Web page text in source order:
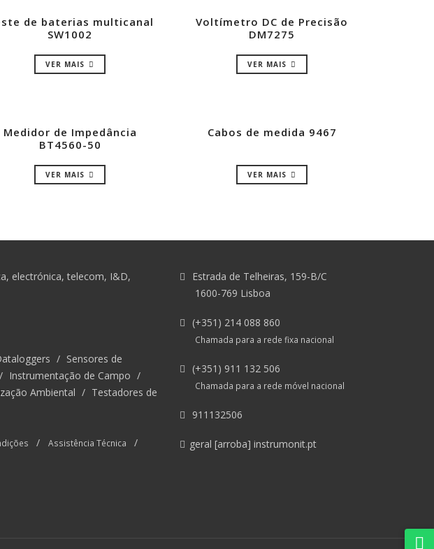
de baterias multicanal
SW1002
VER MAIS
Voltímetro DC de Precisão
DM7275
VER MAIS
Medidor de Impedância
BT4560-50
VER MAIS
Cabos de medida 9467
VER MAIS
electrónica, telecom, I&D,
/ Sensores de
/ Instrumentação de Campo /
Ambiental / Testadores de
/ Assistência Técnica /
Estrada de Telheiras, 159-B/C
1600-769 Lisboa
(+351) 214 088 860
Chamada para a rede fixa nacional
(+351) 911 132 506
Chamada para a rede móvel nacional
911132506
geral [arroba] instrumonit.pt